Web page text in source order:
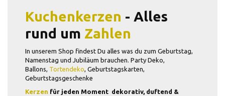
Kuchenkerzen - Alles
rund um Zahlen
In unserem Shop findest Du alles was du zum Geburtstag,
Namenstag und Jubiläum brauchen. Party Deko,
Ballons, Tortendeko, Geburtstagskarten,
Geburtstagsgeschenke
Kerzen für jeden Moment  dekorativ, duftend &